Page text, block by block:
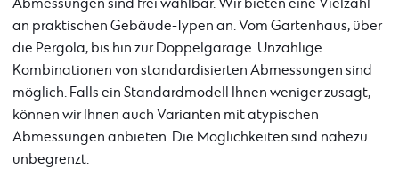
Abmessungen sind frei wählbar. Wir bieten eine Vielzahl
an praktischen Gebäude-Typen an. Vom Gartenhaus, über
die Pergola, bis hin zur Doppelgarage. Unzählige
Kombinationen von standardisierten Abmessungen sind
möglich. Falls ein Standardmodell Ihnen weniger zusagt,
können wir Ihnen auch Varianten mit atypischen
Abmessungen anbieten. Die Möglichkeiten sind nahezu
unbegrenzt.